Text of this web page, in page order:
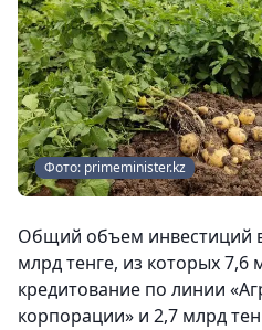
Фото: primeminister.kz
Общий объем инвестиций в
млрд тенге, из которых 7,6
кредитование по линии
корпорации» и 2,7 млрд